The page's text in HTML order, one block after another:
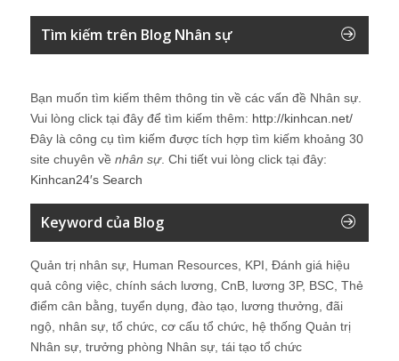
Tìm kiếm trên Blog Nhân sự
Bạn muốn tìm kiếm thêm thông tin về các vấn đề Nhân sự
Vui lòng click tại đây để tìm kiếm thêm: http://kinhcan.net/
Đây là công cụ tìm kiếm được tích hợp tìm kiếm khoảng 30
site chuyên về nhân sự. Chi tiết vui lòng click tại đây:
Kinhcan24′s Search
Keyword của Blog
Quản trị nhân sự, Human Resources, KPI, Đánh giá hiệu
quả công việc, chính sách lương, CnB, lương 3P, BSC, Thẻ
điểm cân bằng, tuyển dụng, đào tạo, lương thưởng, đãi
ngộ, nhân sự, tổ chức, cơ cấu tổ chức, hệ thống Quản trị
Nhân sự, trưởng phòng Nhân sự, tái tạo tổ chức